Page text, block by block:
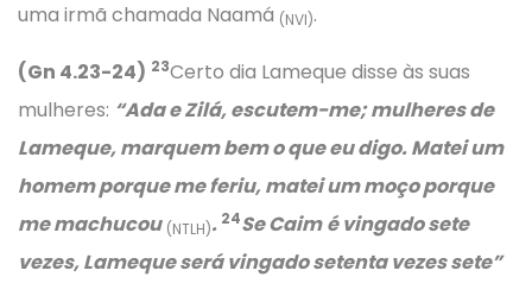
uma irmã chamada Naamá (NVI).
(Gn 4.23-24) 23Certo dia Lameque disse às suas
mulheres: “Ada e Zilá, escutem-me; mulheres de
Lameque, marquem bem o que eu digo. Matei um
homem porque me feriu, matei um moço porque
me machucou (NTLH). 24Se Caim é vingado sete
vezes, Lameque será vingado setenta vezes sete”